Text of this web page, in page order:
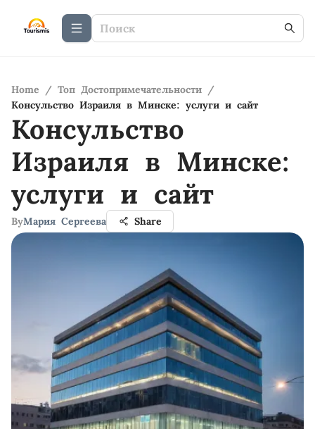
Home / Топ Достопримечательности /
Консульство Израиля в Минске: услуги и сайт
Консульство
Израиля в Минске:
услуги и сайт
ByМария Сергеева Share